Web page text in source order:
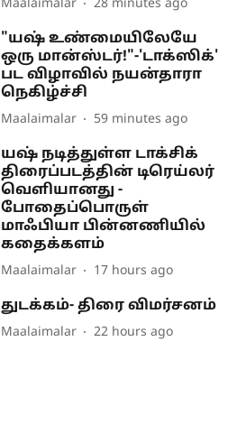
Maalaimalar 28 minutes ago
"யஷ் உண்மையிலேயே
ஒரு மான்ஸ்டர்!"-'டாக்ஸிக்'
பட விழாவில் நயன்தாரா
நெகிழ்ச்சி
Maalaimalar 59 minutes ago
யஷ் நடித்துள்ள டாக்சிக்
திரைப்படத்தின் டிரெய்லர்
வெளியானது -
போதைப்பொருள்
மாஃபியா பின்னணியில்
கதைக்களம்
Maalaimalar 17 hours ago
துடக்கம்- திரை விமர்சனம்
Maalaimalar 22 hours ago